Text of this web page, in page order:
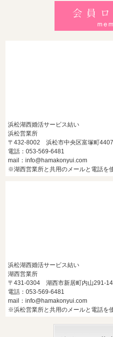
しいデートの服装・スポット徹底解
【浜松】アラフォー男
後半・40代からの大人の成婚術
浜松湖西婚活サービス結い
浜松営業所
〒432-8002 浜松市中央区富塚町
電話：053-569-6481
mail：info@hamakonyui.com
※湖西営業所と共用のメールと電話を
浜松湖西婚活サービス結い
湖西営業所
〒431-0304 湖西市新居町内山291-14
電話：053-569-6481
mail：info@hamakonyui.com
※浜松営業所と共用のメールと電話を